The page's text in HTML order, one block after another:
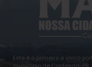
Este é o primeiro e único
município de Contenda-